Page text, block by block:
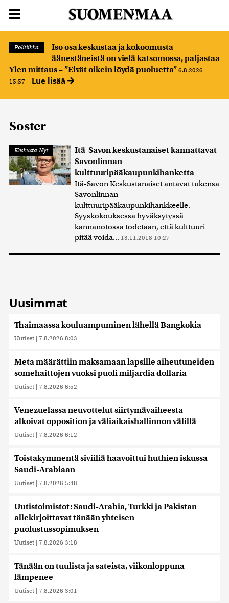
Politiikka
Iso osa keskustaa ja kokoomusta
äänestäneistä on vielä katsomossa, paljastaa
Ylen mittaus – ”Eivät oikein löydä puoluetta” 6.8.2026
15:57
Lue lisää
Soster
Keskusta Nyt
Itä-Savon keskustanaiset kannattavat
Savonlinnan
kulttuuripääkaupunkihanketta
Itä-Savon Keskustanaiset antavat tukensa
Savonlinnan
kulttuuripääkaupunkihankkeelle.
Syyskokouksessa hyväksytyssä
kannanotossa todetaan, että kulttuuri
pitää voida... 13.11.2018 10:27
Uusimmat
Thaimaassa kouluampuminen lähellä Bangkokia
Uutiset | 7.8.2026 8:03
Meta määrättiin maksamaan lapsille aiheutuneiden
somehaittojen vuoksi puoli miljardia dollaria
Uutiset | 7.8.2026 6:52
Venezuelassa neuvottelut siirtymävaiheesta
alkoivat opposition ja väliaikaishallinnon välillä
Uutiset | 7.8.2026 6:12
Toistakymmentä siviiliä haavoittui huthien iskussa
Saudi-Arabiaan
Uutiset | 7.8.2026 5:48
Uutistoimistot: Saudi-Arabia, Turkki ja Pakistan
allekirjoittavat tänään yhteisen
puolustussopimuksen
Uutiset | 7.8.2026 3:18
Tänään on tuulista ja sateista, viikonloppuna
lämpenee
Uutiset | 7.8.2026 3:01